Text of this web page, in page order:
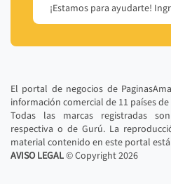
¡Estamos para ayudarte!
El portal de negocios de
información comercial de 11 países
Todas las marcas registradas
respectiva o de Gurú. La
material contenido en este portal
AVISO LEGAL© Copyright2026